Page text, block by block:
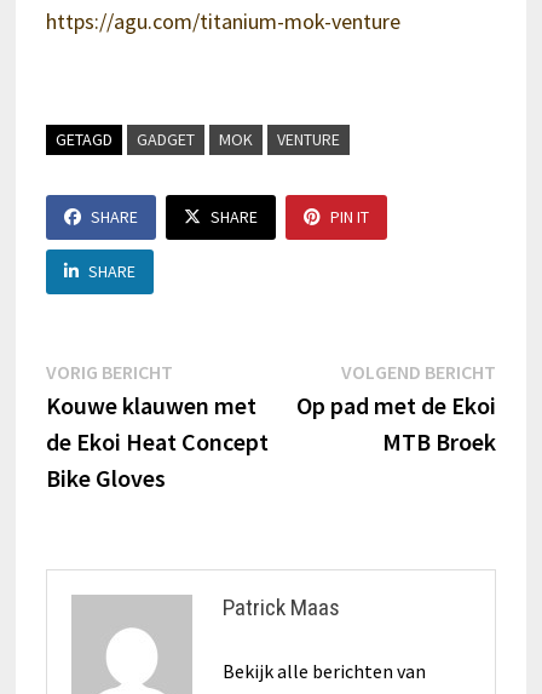
https://agu.com/titanium-mok-venture
GETAGD GADGET MOK VENTURE
SHARE SHARE PIN IT
SHARE
Berichtnavigatie
VORIG BERICHTVorig
bericht:
Kouwe klauwen met
de Ekoi Heat Concept
Bike Gloves
VOLGEND BERICHT
Op pad met de Ekoi
MTB Broek
Patrick Maas
Bekijk alle berichten van